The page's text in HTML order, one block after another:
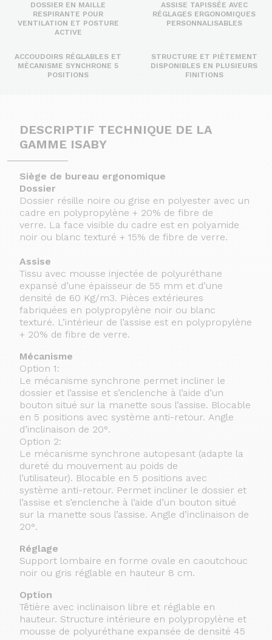
DOSSIER EN MAILLE
RESPIRANTE POUR
VENTILATION ET POSTURE
ACTIVE
ASSISE TAPISSÉE AVEC
RÉGLAGES ERGONOMIQUES
PERSONNALISABLES
ACCOUDOIRS RÉGLABLES ET
MÉCANISME SYNCHRONE 5
POSITIONS
STRUCTURE ET PIÈTEMENT
DISPONIBLES EN PLUSIEURS
FINITIONS
DESCRIPTIF TECHNIQUE DE LA
GAMME ISABY
Siège de bureau ergonomique
Dossier
Dossier résille noire ou grise en polyester avec un
cadre en polypropylène + 20% de fibre de
verre. La face visible du cadre est en polyamide
noir ou blanc texturé + 15% de fibre de verre.
Assise
Tissu avec mousse injectée de polyuréthane
expansé d’une épaisseur de 55 mm et d’une
densité de 60 Kg/m3. Pièces extérieures
fabriquées en polypropylène noir ou blanc
texturé. L’intérieur de l’assise est en polypropylène
+ 20% de fibre de verre.
Mécanisme
Option 1:
Le mécanisme synchrone permet incliner le
dossier et l’assise et s’enclenche à l’aide d’un
bouton situé sur la manette sous l’assise. Blocable
en 5 positions avec système anti-retour. Angle
d’inclinaison de 20°.
Option 2:
Le mécanisme synchrone autopesant (adapte la
dureté du mouvement au poids de
l’utilisateur). Blocable en 5 positions avec
système anti-retour. Permet incliner le dossier et
l’assise et s’enclenche à l’aide d’un bouton situé
sur la manette sous l’assise. Angle d’inclinaison de
20°.
Réglage
Support lombaire en forme ovale en caoutchouc
noir ou gris réglable en hauteur 8 cm.
Option
Têtière avec inclinaison libre et réglable en
hauteur. Structure intérieure en polypropylène et
mousse de polyuréthane expansée de densité 45